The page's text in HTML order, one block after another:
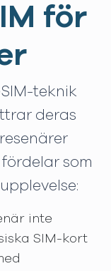
för
teknik
deras
som
inte
SIM-kort